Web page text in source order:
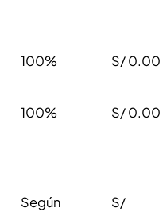
100% S/ 0.00
100% S/ 0.00
Según
S/